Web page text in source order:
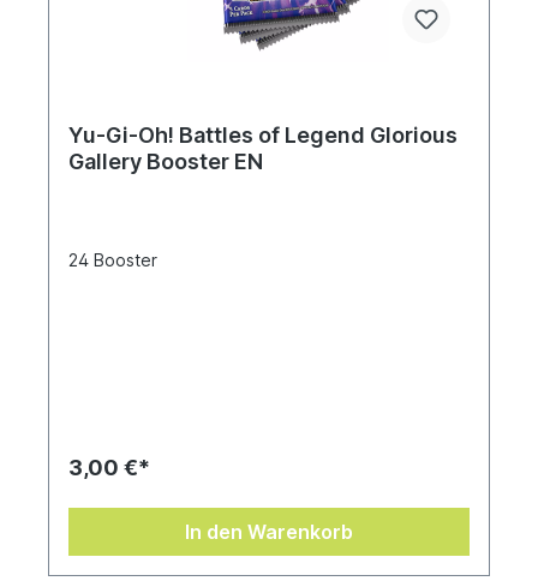
Yu-Gi-Oh! Battles of Legend Glorious
Gallery Booster EN
24 Booster
3,00 €*
In den Warenkorb